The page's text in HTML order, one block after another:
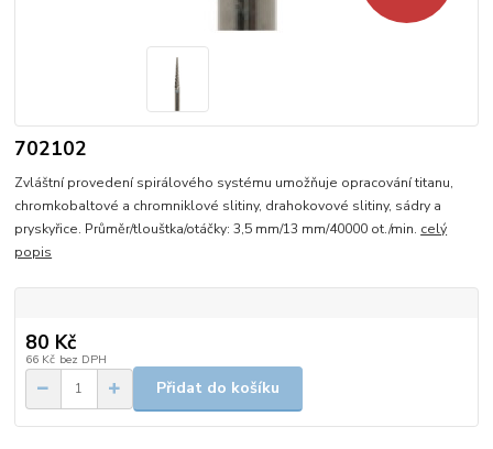
702102
Zvláštní provedení spirálového systému umožňuje opracování titanu,
chromkobaltové a chromniklové slitiny, drahokovové slitiny, sádry a
pryskyřice. Průměr/tlouštka/otáčky: 3,5 mm/13 mm/40000 ot./min. celý
popis
80 Kč
66 Kč bez DPH
Přidat do košíku